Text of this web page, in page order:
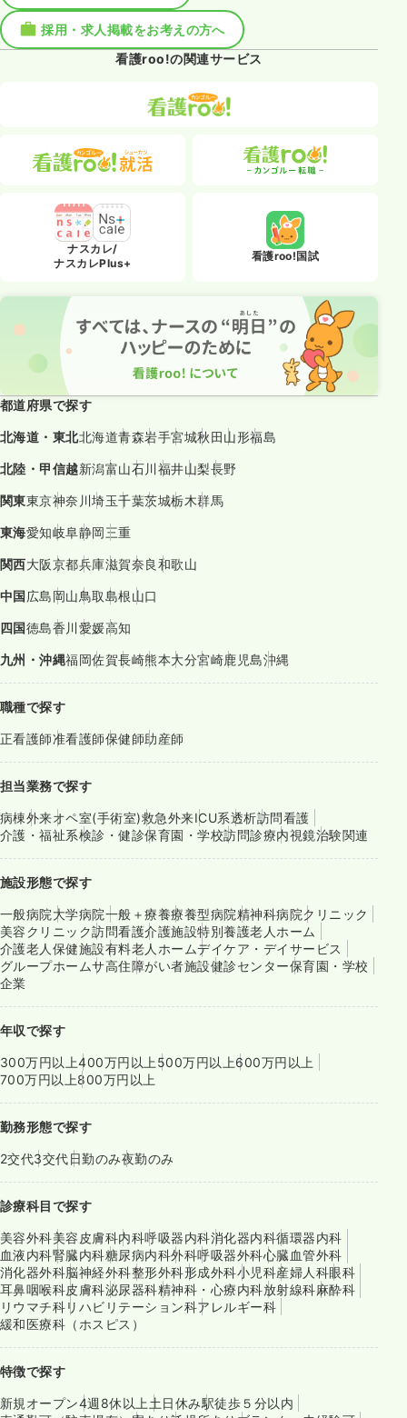
採用・求人掲載をお考えの方へ
看護roo!の関連サービス
ナスカレ/
ナスカレPlus+
看護roo!国試
都道府県で探す
北海道・東北北海道青森岩手宮城秋田山形福島
北陸・甲信越新潟富山石川福井山梨長野
関東東京神奈川埼玉千葉茨城栃木群馬
東海愛知岐阜静岡三重
関西大阪京都兵庫滋賀奈良和歌山
中国広島岡山鳥取島根山口
四国徳島香川愛媛高知
九州・沖縄福岡佐賀長崎熊本大分宮崎鹿児島沖縄
職種で探す
正看護師准看護師保健師助産師
担当業務で探す
病棟外来オペ室(手術室)救急外来ICU系透析訪問看護
介護・福祉系検診・健診保育園・学校訪問診療内視鏡治験関連
施設形態で探す
一般病院大学病院一般＋療養療養型病院精神科病院クリニック
美容クリニック訪問看護介護施設特別養護老人ホーム
介護老人保健施設有料老人ホームデイケア・デイサービス
グループホームサ高住障がい者施設健診センター保育園・学校
企業
年収で探す
300万円以上400万円以上 500万円以上600万円以上
700万円以上800万円以上
勤務形態で探す
2交代3交代日勤のみ夜勤のみ
診療科目で探す
美容外科美容皮膚科内科呼吸器内科消化器内科循環器内科
血液内科腎臓内科糖尿病内科外科呼吸器外科心臓血管外科
消化器外科脳神経外科整形外科形成外科小児科産婦人科眼科
耳鼻咽喉科皮膚科泌尿器科精神科・心療内科放射線科麻酔科
リウマチ科リハビリテーション科アレルギー科
緩和医療科（ホスピス）
特徴で探す
新規オープン4週8休以上 土日休み駅徒歩５分以内